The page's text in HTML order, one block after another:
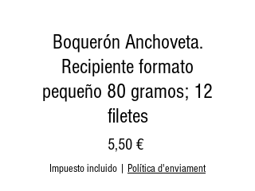
Boquerón Anchoveta.
Recipiente formato
pequeño 80 gramos; 12
filetes
5,50 €Precio
Impuesto incluido Política d'enviament